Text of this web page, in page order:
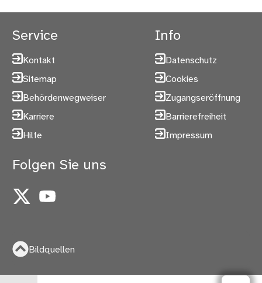
Service
Kontakt
Sitemap
Behördenwegweiser
Karriere
Hilfe
Info
Datenschutz
Cookies
Zugangseröffnung
Barrierefreiheit
Impressum
Folgen Sie uns
X YouTube
Bildquellen